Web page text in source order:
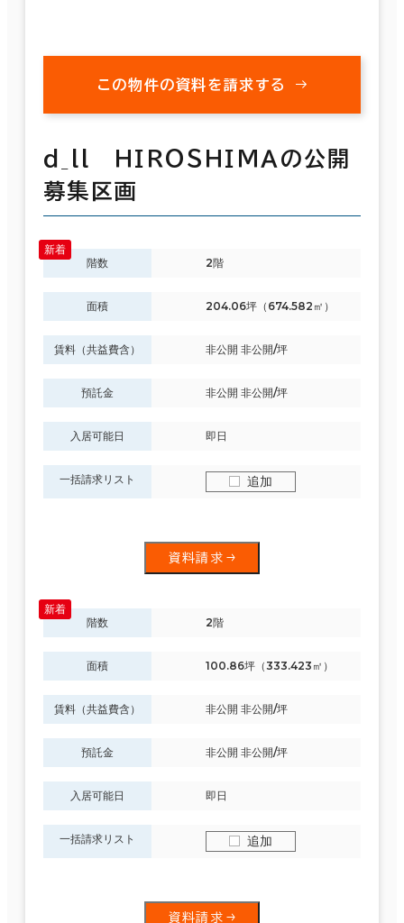
この物件の資料を請求する
ｄ_ll ＨＩＲＯＳＨＩＭＡの公開
募集区画
階数 2階
面積 204.06坪（674.582㎡）
賃料（共益費含） 非公開 非公開/坪
預託金 非公開 非公開/坪
入居可能日 即日
一括請求リスト 追加
資料請求
階数 2階
面積 100.86坪（333.423㎡）
賃料（共益費含） 非公開 非公開/坪
預託金 非公開 非公開/坪
入居可能日 即日
一括請求リスト 追加
資料請求